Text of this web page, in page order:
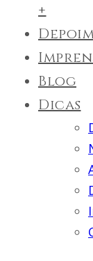
+
Blog
Dicas